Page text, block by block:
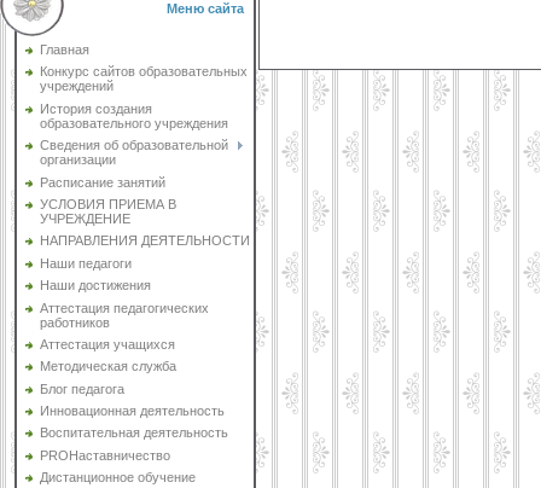
Меню сайта
Главная
Конкурс сайтов образовательных
учреждений
История создания
образовательного учреждения
Сведения об образовательной
организации
Расписание занятий
УСЛОВИЯ ПРИЕМА В
УЧРЕЖДЕНИЕ
НАПРАВЛЕНИЯ ДЕЯТЕЛЬНОСТИ
Наши педагоги
Наши достижения
Аттестация педагогических
работников
Аттестация учащихся
Методическая служба
Блог педагога
Инновационная деятельность
Воспитательная деятельность
PROНаставничество
Дистанционное обучение